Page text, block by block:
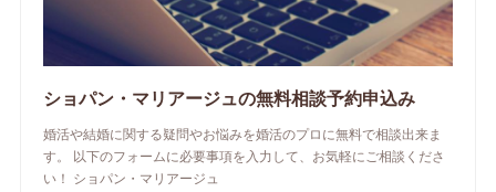
ショパン・マリアージュの無料相談予約申込み
婚活や結婚に関する疑問やお悩みを婚活のプロに無料で相談出来ま
す。 以下のフォームに必要事項を入力して、お気軽にご相談くださ
い！ ショパン・マリアージュ